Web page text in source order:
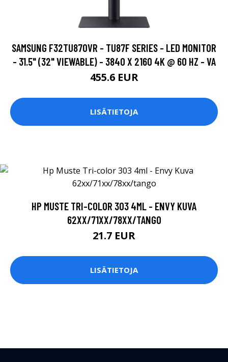
SAMSUNG F32TU870VR - TU87F SERIES - LED MONITOR
- 31.5" (32" VIEWABLE) - 3840 X 2160 4K @ 60 HZ - VA
455.6 EUR
LISÄTIETOJA
HP MUSTE TRI-COLOR 303 4ML - ENVY KUVA
62XX/71XX/78XX/TANGO
21.7 EUR
LISÄTIETOJA